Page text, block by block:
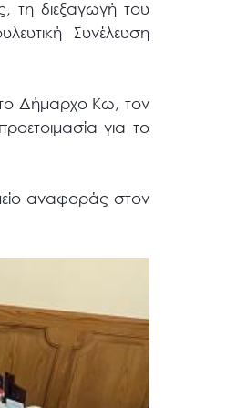
τη διεξαγωγή του
Συνέλευση
Δήμαρχο Κω, τον
για το
αναφοράς στον